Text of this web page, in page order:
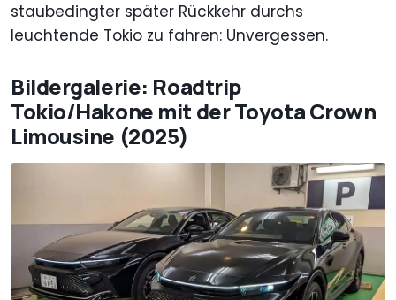
staubedingter später Rückkehr durchs
leuchtende Tokio zu fahren: Unvergessen.
Bildergalerie: Roadtrip
Tokio/Hakone mit der Toyota Crown
Limousine (2025)